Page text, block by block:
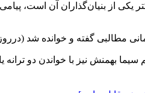
از بنیان‌گذاران آن است،
مطالبی گفته و خوانده شد
سیما بهمنش نیز با خواندن دو ترانه